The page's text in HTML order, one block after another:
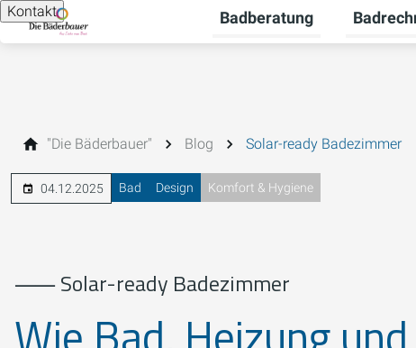
Kontakt Badberatung
"Die Bäderbauer" Blog Solar-ready Badezimmer
04.12.2025 Bad Design Komfort & Hygiene
⸺ Solar-ready Badezimmer